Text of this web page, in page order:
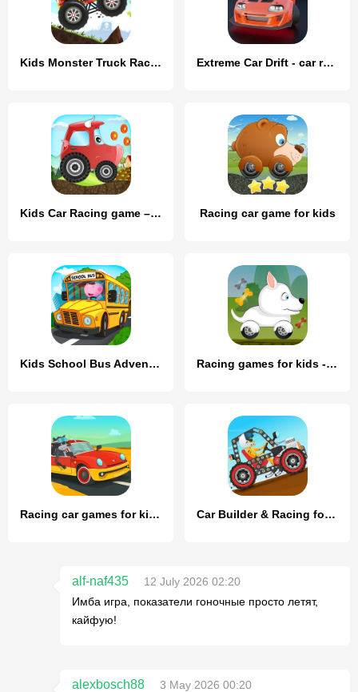
Kids Monster Truck Racing Game Extreme Car Drift - car racing
Kids Car Racing game – Beepzz Racing car game for kids
Kids School Bus Adventure Racing games for kids - Dogs
Racing car games for kids 2-5 Car Builder & Racing for Kids
alf-naf435
12 July 2026 02:20
Имба игра, показатели гоночные просто летят,
кайфую!
alexbosch88
3 May 2026 00:20